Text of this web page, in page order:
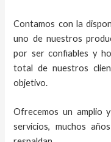
Contamos con la
uno de nuestros
por ser confiables y
total de nuestros
objetivo.
Ofrecemos un amplio
servicios, muchos